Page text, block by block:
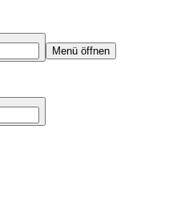
Menü öffnen